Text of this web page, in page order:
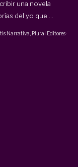
una novela
del yo que ...
Narrativa Plural Editores·